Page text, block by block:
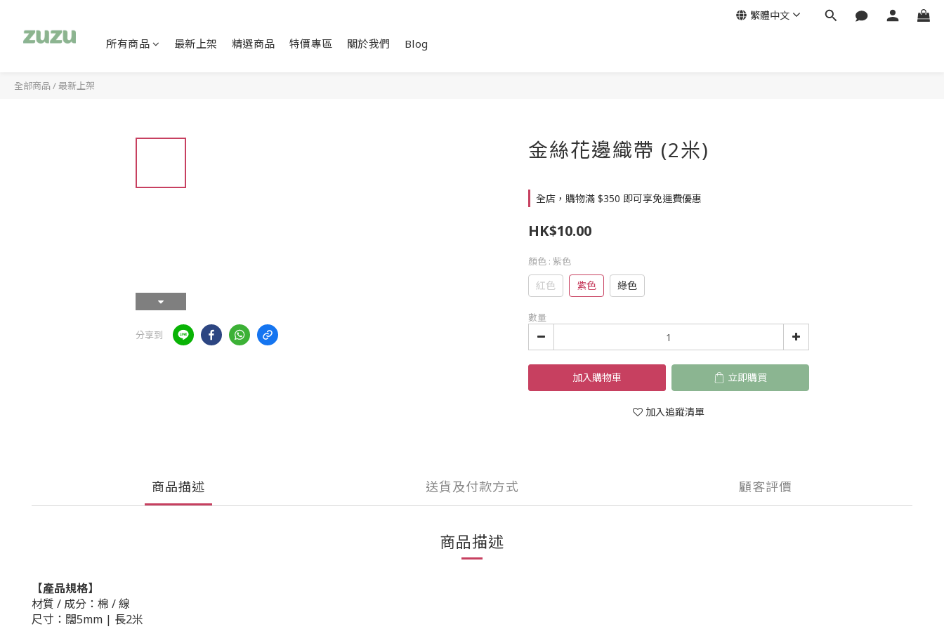
所有商品 最新上架 精選商品 特價專區 關於我們 Blog
繁體中文
全部商品 /最新上架
分享到
金絲花邊織帶 (2米)
全店，購物滿 $350 即可享免運費優惠
HK$10.00
顏色 : 紫色
紅色 紫色 綠色
數量
加入購物車 立即購買
加入追蹤清單
商品描述 送貨及付款方式 顧客評價
商品描述
【產品規格】
材質 / 成分： 棉 / 線
尺寸： 闊5mm | 長2米